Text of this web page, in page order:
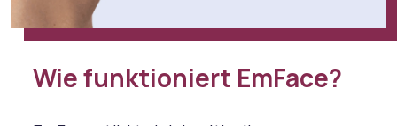
Wie funktioniert EmFace?